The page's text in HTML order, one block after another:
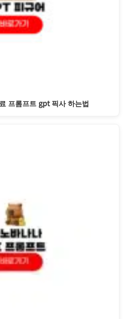
프롬프트 gpt 픽사 하는법